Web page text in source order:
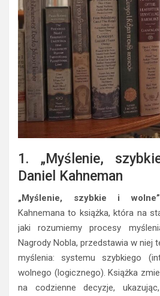
1. „Myślenie,
Daniel Kahneman
„Myślenie, szybkie i wolne”
Kahnemana to książka, która na
jaki rozumiemy procesy
Nagrody Nobla, przedstawia w niej
myślenia: systemu szybkiego
wolnego (logicznego). Książka
na codzienne decyzje,